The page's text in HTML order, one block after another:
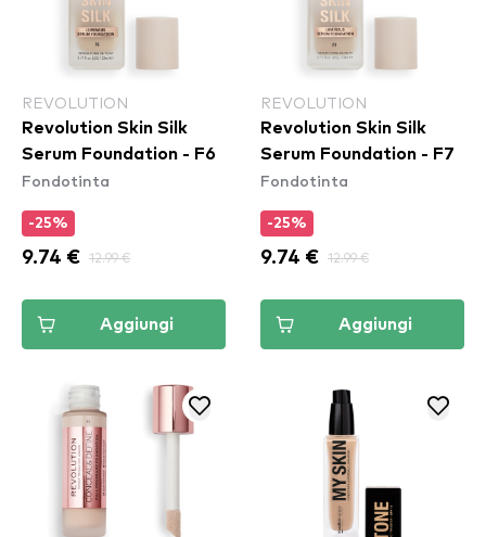
REVOLUTION
Revolution Skin Silk
Serum Foundation - F6
Fondotinta
-25%
9.74 € 12.99 €
Aggiungi
REVOLUTION
Revolution Skin Silk
Serum Foundation - F7
Fondotinta
-25%
9.74 € 12.99 €
Aggiungi